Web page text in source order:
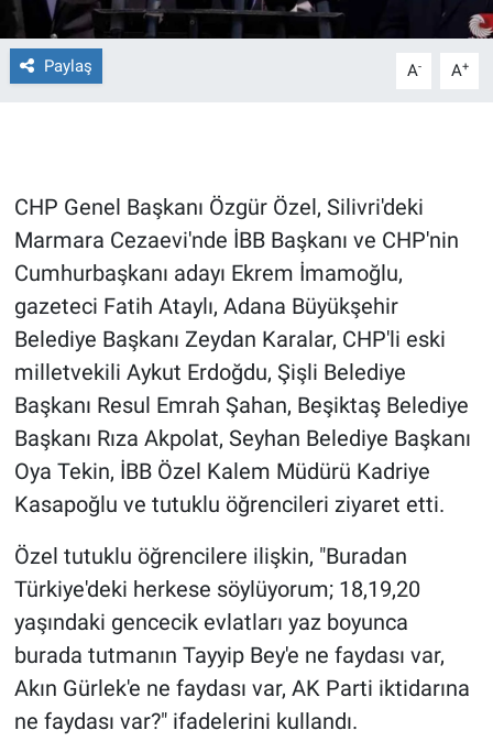
Paylaş A- A+
CHP Genel Başkanı Özgür Özel, Silivri'deki
Marmara Cezaevi'nde İBB Başkanı ve CHP'nin
Cumhurbaşkanı adayı Ekrem İmamoğlu,
gazeteci Fatih Ataylı, Adana Büyükşehir
Belediye Başkanı Zeydan Karalar, CHP'li eski
milletvekili Aykut Erdoğdu, Şişli Belediye
Başkanı Resul Emrah Şahan, Beşiktaş Belediye
Başkanı Rıza Akpolat, Seyhan Belediye Başkanı
Oya Tekin, İBB Özel Kalem Müdürü Kadriye
Kasapoğlu ve tutuklu öğrencileri ziyaret etti.
Özel tutuklu öğrencilere ilişkin, "Buradan
Türkiye'deki herkese söylüyorum; 18,19,20
yaşındaki gencecik evlatları yaz boyunca
burada tutmanın Tayyip Bey'e ne faydası var,
Akın Gürlek'e ne faydası var, AK Parti iktidarına
ne faydası var?" ifadelerini kullandı.
Gün Ortası
Haber
İlan
Koronavirüs
Kültür Sanat
Ne demişti
Nedir
Popüler
Programlar
Sağlık